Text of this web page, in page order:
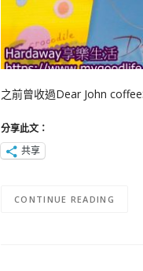
之前曾收過Dear John
分享此文：
共享
CONTINUE READING